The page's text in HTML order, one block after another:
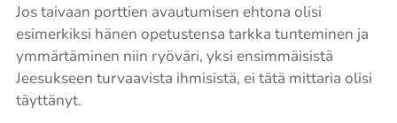
Jos taivaan porttien avautumisen ehtona olisi
esimerkiksi hänen opetustensa tarkka tunteminen ja
ymmärtäminen niin ryöväri, yksi ensimmäisistä
Jeesukseen turvaavista ihmisistä, ei tätä mittaria olisi
täyttänyt.